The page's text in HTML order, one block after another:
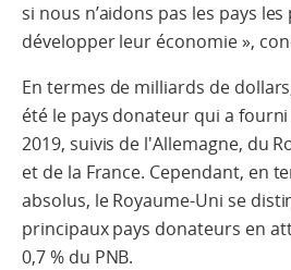
si nous n’aidons pas les pays
développer leur économie »,
En termes de milliards de
été le pays donateur qui a
2019, suivis de l'Allemagne, du
et de la France. Cependant, en
absolus, le Royaume-Uni se
principaux pays donateurs en
0,7 % du PNB.